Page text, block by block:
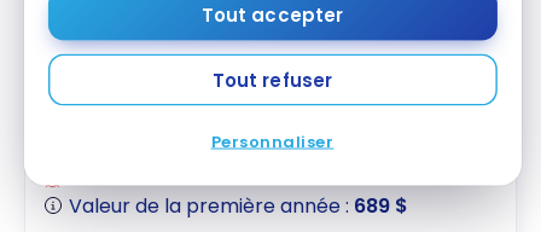
Tout accepter
Tout refuser
Personnaliser
Carte PME
Carte WestJet World Elite Mastercard
Jusqu'à 45 000 Points WestJet
Valeur de la première année : 689 $